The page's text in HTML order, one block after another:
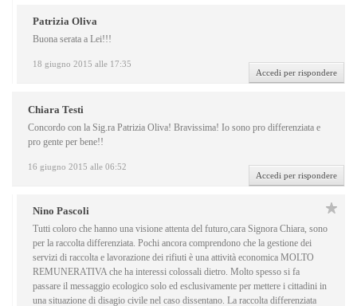
Patrizia Oliva
18 giugno 2015 alle 17:35
Buona serata a Lei!!!
Accedi per rispondere
Chiara Testi
16 giugno 2015 alle 06:52
Concordo con la Sig.ra Patrizia Oliva! Bravissima! Io sono pro differenziata e
pro gente per bene!!
Accedi per rispondere
Nino Pascoli
Tutti coloro che hanno una visione attenta del futuro,cara Signora Chiara, sono
per la raccolta differenziata. Pochi ancora comprendono che la gestione dei
servizi di raccolta e lavorazione dei rifiuti è una attività economica MOLTO
REMUNERATIVA che ha interessi colossali dietro. Molto spesso si fa
passare il messaggio ecologico solo ed esclusivamente per mettere i cittadini in
una situazione di disagio civile nel caso dissentano. La raccolta differenziata